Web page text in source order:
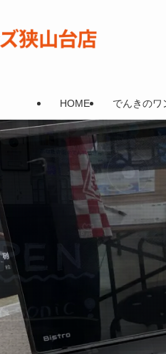
HOME でんきのワ